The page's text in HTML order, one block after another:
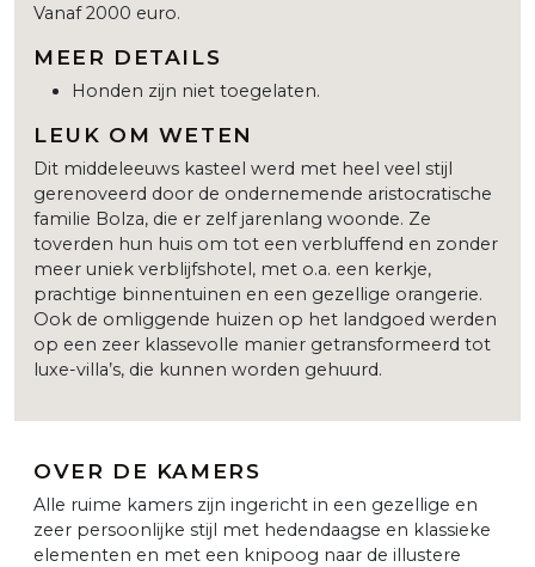
Vanaf 2000 euro.
MEER DETAILS
Honden zijn niet toegelaten.
LEUK OM WETEN
Dit middeleeuws kasteel werd met heel veel stijl
gerenoveerd door de ondernemende aristocratische
familie Bolza, die er zelf jarenlang woonde. Ze
toverden hun huis om tot een verbluffend en zonder
meer uniek verblijfshotel, met o.a. een kerkje,
prachtige binnentuinen en een gezellige orangerie.
Ook de omliggende huizen op het landgoed werden
op een zeer klassevolle manier getransformeerd tot
luxe-villa’s, die kunnen worden gehuurd.
OVER DE KAMERS
Alle ruime kamers zijn ingericht in een gezellige en
zeer persoonlijke stijl met hedendaagse en klassieke
elementen en met een knipoog naar de illustere